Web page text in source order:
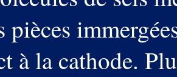
pièces
à la cathode.